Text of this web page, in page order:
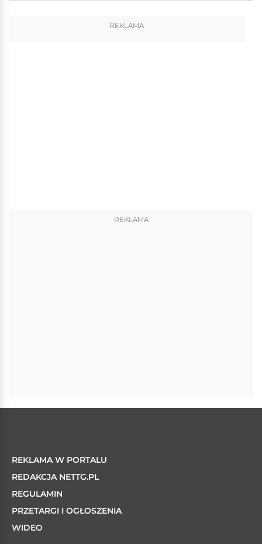
REKLAMA
REKLAMA
REKLAMA W PORTALU
REDAKCJA NETTG.PL
REGULAMIN
PRZETARGI I OGŁOSZENIA
WIDEO